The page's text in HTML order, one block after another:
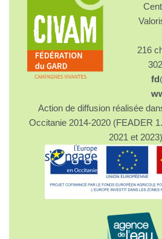
216
Action de diffusion réalisée
Occitanie 2014-2020 (FEADER
2021 et 2023)